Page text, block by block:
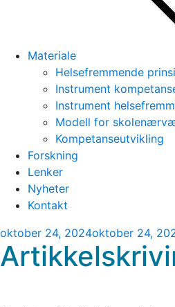
Materiale
Helsefremmende
Instrument
Instrument
Modell for
Kompetanseutvikling
Forskning
Lenker
Nyheter
Kontakt
Publisert
oktober 24, 2024oktober 24,